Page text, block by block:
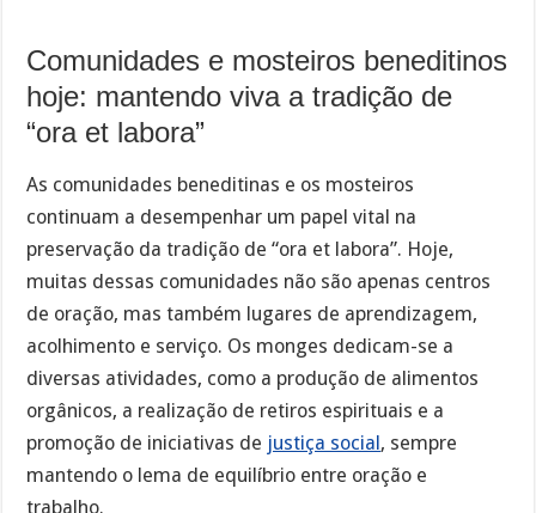
Comunidades e mosteiros beneditinos
hoje: mantendo viva a tradição de
“ora et labora”
As comunidades beneditinas e os mosteiros
continuam a desempenhar um papel vital na
preservação da tradição de “ora et labora”. Hoje,
muitas dessas comunidades não são apenas centros
de oração, mas também lugares de aprendizagem,
acolhimento e serviço. Os monges dedicam-se a
diversas atividades, como a produção de alimentos
orgânicos, a realização de retiros espirituais e a
promoção de iniciativas de justiça social , sempre
mantendo o lema de equilíbrio entre oração e
trabalho.